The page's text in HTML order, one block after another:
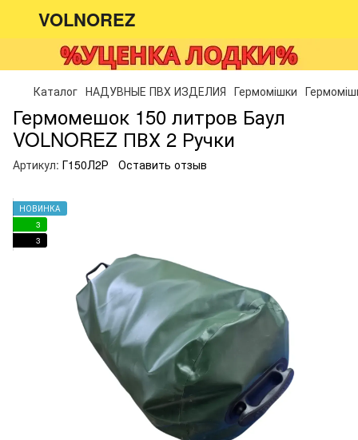
VOLNOREZ
Каталог НАДУВНЫЕ ПВХ ИЗДЕЛИЯ Гермомішки
Гермомешок 150 литров Баул
VOLNOREZ ПВХ 2 Ручки
Артикул: Г150Л2Р Оставить отзыв
НОВИНКА
3
3